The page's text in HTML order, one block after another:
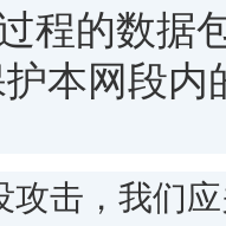
程的数据
本网段内
攻击，我们